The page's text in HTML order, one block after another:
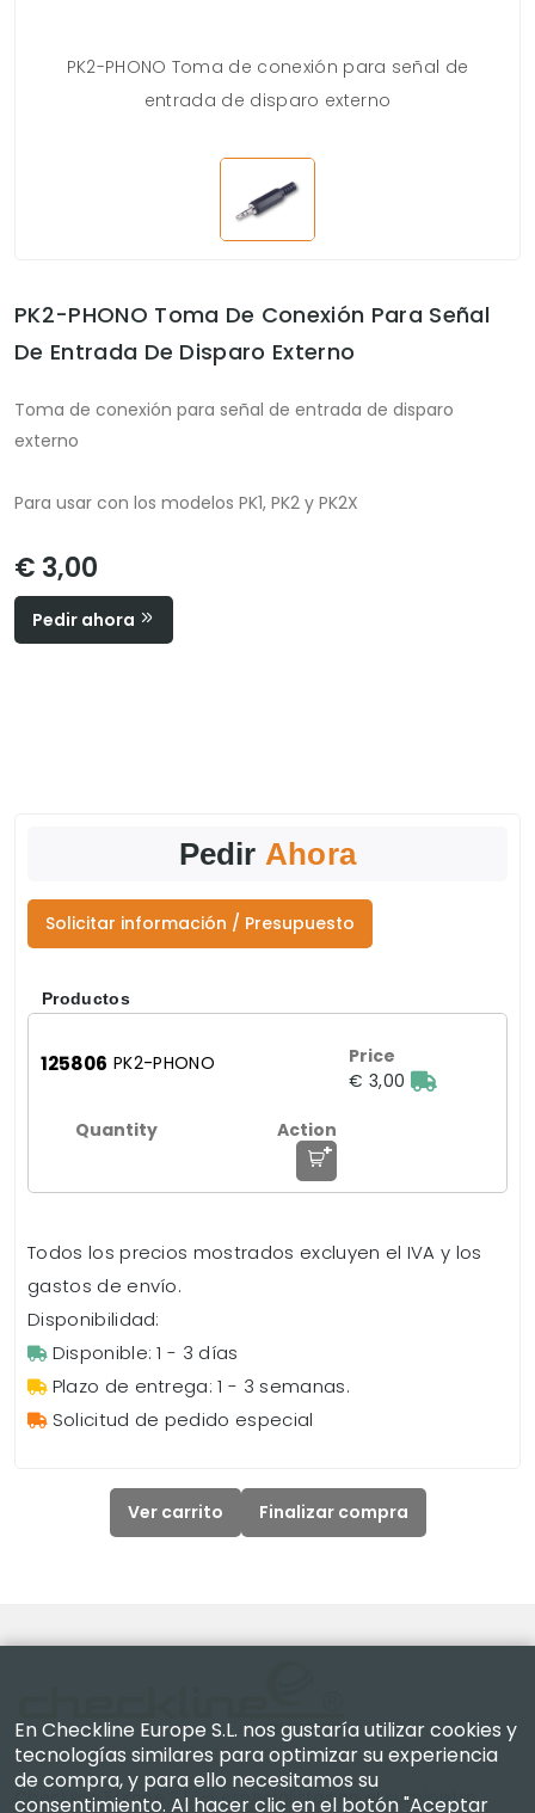
PK2-PHONO Toma de conexión para señal de
entrada de disparo externo
PK2-PHONO Toma De Conexión Para Señal
De Entrada De Disparo Externo
Toma de conexión para señal de entrada de disparo
externo
Para usar con los modelos PK1, PK2 y PK2X
€ 3,00
Pedir ahora
Pedir Ahora
Solicitar información / Presupuesto
Productos
125806 PK2-PHONO
€ 3,00
+
Todos los precios mostrados excluyen el IVA y los
gastos de envío.
Disponibilidad:
Disponible: 1 - 3 días
Plazo de entrega: 1 - 3 semanas.
Solicitud de pedido especial
Ver carrito Finalizar compra
Checkline Europe S.L. — especialistas en el suministro,
En Checkline Europe S.L. nos gustaría utilizar cookies y
tecnologías similares para optimizar su experiencia
de compra, y para ello necesitamos su
consentimiento. Al hacer clic en el botón "Aceptar